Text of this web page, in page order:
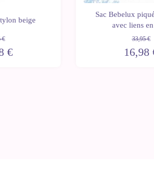
beige
€
€
Sac Bebelux
avec liens
33,95 €
16,98